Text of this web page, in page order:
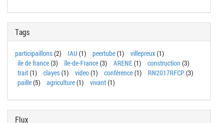
Tags
participaillons(2) IAU(1) peertube(1) villepreux(1)
ile de france(3) île-de-France(3) ARENE(1) construction (3)
trait(1) clayes(1) video(1) conférence(1) RN2017RFCP(3)
paille(5) agriculture(1) vivant(1)
Flux